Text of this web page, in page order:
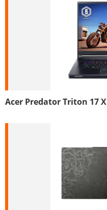
Acer Predator Triton 17 X